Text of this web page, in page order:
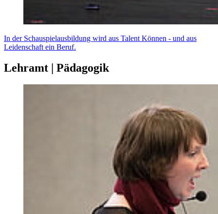
In der Schauspielausbildung wird aus Talent Können - und aus
Leidenschaft ein Beruf.
Lehramt | Pädagogik